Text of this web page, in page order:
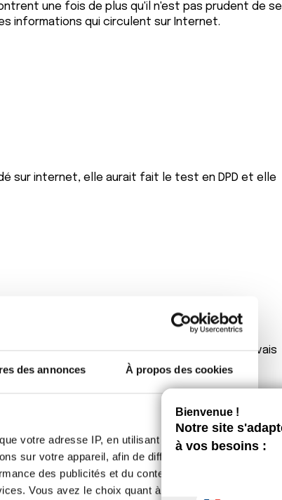
des annonces À propos des cookies
votre adresse IP, en utilisant des
sur votre appareil, afin de diffuser des
des publicités et du contenu, ainsi que de
Vous avez le choix quant à l'utilisation de
une fois de plus qu'il n'est pas prudent de se
informations qui circulent sur Internet.
sur internet, elle aurait fait le test en DPD et elle
pas avoir ! Un peu comme moi car si j'avais
être pas chopé mon cancer.